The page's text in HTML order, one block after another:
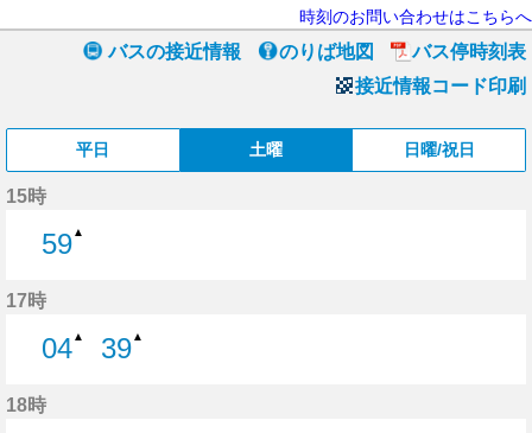
時刻のお問い合わせはこちらへ
バスの接近情報 のりば地図
バス停時刻表
接近情報コード印刷
平日 土曜 日曜/祝日
15時
59▲
17時
04▲
39▲
18時